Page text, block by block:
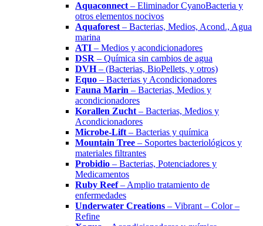
Aquaconnect – Eliminador CyanoBacteria y
otros elementos nocivos
Aquaforest – Bacterias, Medios, Acond., Agua
marina
ATI – Medios y acondicionadores
DSR – Química sin cambios de agua
DVH– (Bacterias, BioPellets, y otros)
Equo – Bacterias y Acondicionadores
Fauna Marin – Bacterias, Medios y
acondicionadores
Korallen Zucht – Bacterias, Medios y
Acondicionadores
Microbe-Lift – Bacterias y química
Mountain Tree – Soportes bacteriológicos y
materiales filtrantes
Probidio – Bacterias, Potenciadores y
Medicamentos
Ruby Reef– Amplio tratamiento de
enfermedades
Underwater Creations – Vibrant – Color –
Refine